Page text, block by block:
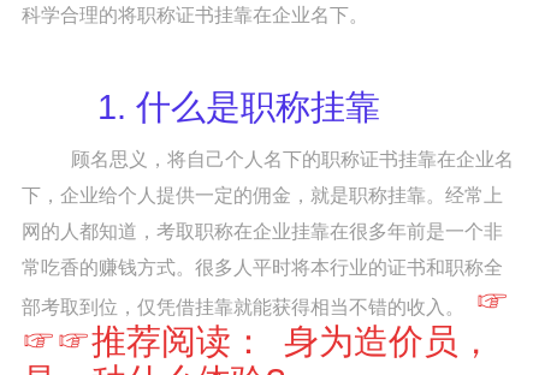
科学合理的将职称证书挂靠在企业名下。
1. 什么是职称挂靠
顾名思义，将自己个人名下的职称证书挂靠在企业名
下，企业给个人提供一定的佣金，就是职称挂靠。经常上
网的人都知道，考取职称在企业挂靠在很多年前是一个非
常吃香的赚钱方式。很多人平时将本行业的证书和职称全
部考取到位，仅凭借挂靠就能获得相当不错的收入。
☞
☞☞推荐阅读：
身为造价员，